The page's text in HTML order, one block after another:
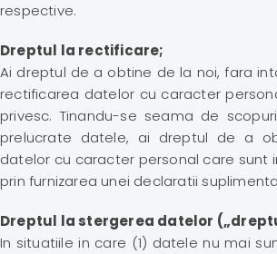
respective.
Dreptul la rectificare;
Ai dreptul de a obtine de la noi, fara
rectificarea datelor cu caracter
privesc. Tinandu-se seama de
prelucrate datele, ai dreptul de a
datelor cu caracter personal care sunt
prin furnizarea unei declaratii
Dreptul la stergerea datelor
In situatiile in care (1) datele nu mai